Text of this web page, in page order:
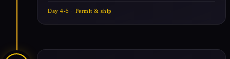
Day 4-5 · Permit & ship